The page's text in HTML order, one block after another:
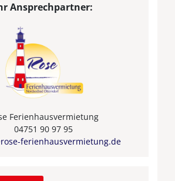
Ansprechpartner:
Ferienhausvermietung
04751 90 97 95
ferienhausvermietung.de